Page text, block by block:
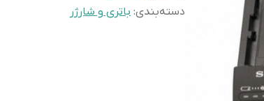
دسته‌بندی: باتری و شارژر